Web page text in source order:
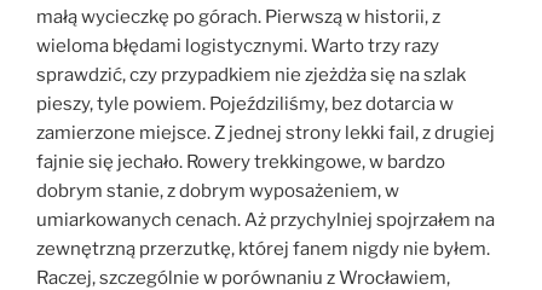
małą wycieczkę po górach. Pierwszą w historii, z
wieloma błędami logistycznymi. Warto trzy razy
sprawdzić, czy przypadkiem nie zjeżdża się na szlak
pieszy, tyle powiem. Pojeździliśmy, bez dotarcia w
zamierzone miejsce. Z jednej strony lekki fail, z drugiej
fajnie się jechało. Rowery trekkingowe, w bardzo
dobrym stanie, z dobrym wyposażeniem, w
umiarkowanych cenach. Aż przychylniej spojrzałem na
zewnętrzną przerzutkę, której fanem nigdy nie byłem.
Raczej, szczególnie w porównaniu z Wrocławiem,